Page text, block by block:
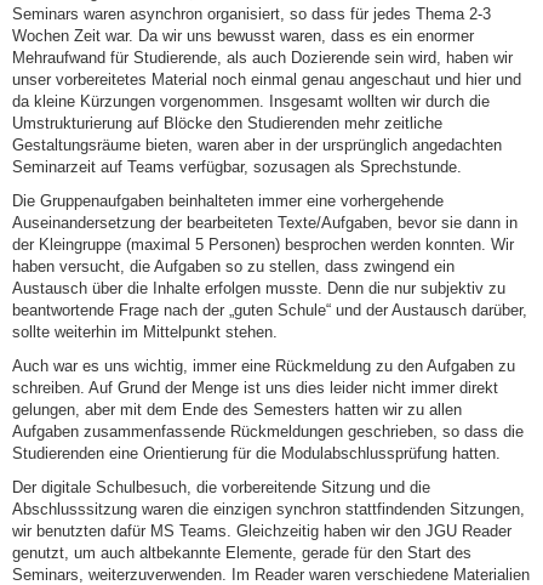
Seminars waren asynchron organisiert, so dass für jedes Thema 2-3
Wochen Zeit war. Da wir uns bewusst waren, dass es ein enormer
Mehraufwand für Studierende, als auch Dozierende sein wird, haben wir
unser vorbereitetes Material noch einmal genau angeschaut und hier und
da kleine Kürzungen vorgenommen. Insgesamt wollten wir durch die
Umstrukturierung auf Blöcke den Studierenden mehr zeitliche
Gestaltungsräume bieten, waren aber in der ursprünglich angedachten
Seminarzeit auf Teams verfügbar, sozusagen als Sprechstunde.
Die Gruppenaufgaben beinhalteten immer eine vorhergehende
Auseinandersetzung der bearbeiteten Texte/Aufgaben, bevor sie dann in
der Kleingruppe (maximal 5 Personen) besprochen werden konnten. Wir
haben versucht, die Aufgaben so zu stellen, dass zwingend ein
Austausch über die Inhalte erfolgen musste. Denn die nur subjektiv zu
beantwortende Frage nach der „guten Schule“ und der Austausch darüber,
sollte weiterhin im Mittelpunkt stehen.
Auch war es uns wichtig, immer eine Rückmeldung zu den Aufgaben zu
schreiben. Auf Grund der Menge ist uns dies leider nicht immer direkt
gelungen, aber mit dem Ende des Semesters hatten wir zu allen
Aufgaben zusammenfassende Rückmeldungen geschrieben, so dass die
Studierenden eine Orientierung für die Modulabschlussprüfung hatten.
Der digitale Schulbesuch, die vorbereitende Sitzung und die
Abschlusssitzung waren die einzigen synchron stattfindenden Sitzungen,
wir benutzten dafür MS Teams. Gleichzeitig haben wir den JGU Reader
genutzt, um auch altbekannte Elemente, gerade für den Start des
Seminars, weiterzuverwenden. Im Reader waren verschiedene Materialien